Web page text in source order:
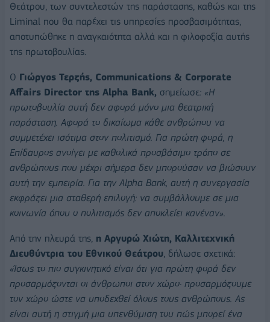
Θεάτρου, των συντελεστών της παράστασης, καθώς και της
Liminal που θα παρέχει τις υπηρεσίες προσβασιμότητας,
αποτυπώθηκε η αναγκαιότητα αλλά και η φιλοφοξία αυτής
της πρωτοβουλίας.
Ο Γιώργος Τερζής, Communications & Corporate
Affairs Director της Alpha Bank, σημείωσε: «Η
πρωτοβουλία αυτή δεν αφορά μόνο μια θεατρική
παράσταση. Αφορά το δικαίωμα κάθε ανθρώπου να
συμμετέχει ισότιμα στον πολιτισμό. Για πρώτη φορά, η
Επίδαυρος ανοίγει με καθολικά προσβάσιμο τρόπο σε
ανθρώπους που μέχρι σήμερα δεν μπορούσαν να βιώσουν
αυτή την εμπειρία. Για την Alpha Bank, αυτή η συνεργασία
εκφράζει μια σταθερή επιλογή: να συμβάλλουμε σε μια
κοινωνία όπου ο πολιτισμός δεν αποκλείει κανέναν».
Από την πλευρά της, η Αργυρώ Χιώτη, Καλλιτεχνική
Διευθύντρια του Εθνικού Θεάτρου , δήλωσε σχετικά:
«Ίσως το πιο συγκινητικό είναι ότι για πρώτη φορά δεν
προσαρμόζονται οι άνθρωποι στον χώρο· προσαρμόζουμε
τον χώρο ώστε να υποδεχθεί όλους τους ανθρώπους. Ας
είναι αυτή η στιγμή μια υπενθύμιση του πώς μπορεί ένα